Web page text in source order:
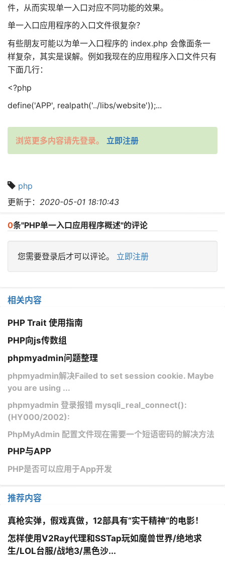
件，从而实现单一入口对应不同功能的效果。
单一入口应用程序的入口文件很复杂？
有些朋友可能以为单一入口程序的 index.php 会像面条一
样复杂，其实是误解。例如我现在的应用程序入口文件只有
下面几行：
<?php
define('APP', realpath('../libs/website'));...
浏览更多内容请先登录。 立即注册
php
更新于： 2020-05-01 18:10:43
0条"PHP单一入口应用程序概述"的评论
您需要登录后才可以评论。 立即注册
相关内容
PHP Trait 使用指南
PHP向js传数组
phpmyadmin问题整理
phpmyadmin解决Failed to set session cookie. Maybe
you are using ...
phpmyadmin 登录报错 mysqli_real_connect():
(HY000/2002):
PhpMyAdmin 配置文件现在需要一个短语密码的解决方法
PHP与APP
PHP是否可以应用于App开发
推荐内容
真枪实弹，假戏真做，12部具有“实干精神”的电影！
怎样使用V2Ray代理和SSTap玩如魔兽世界/绝地求
生/LOL台服/战地3/黑色沙...